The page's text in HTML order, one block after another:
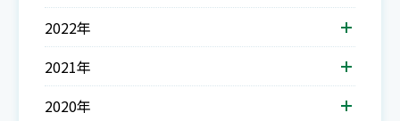
2022年
2021年
2020年